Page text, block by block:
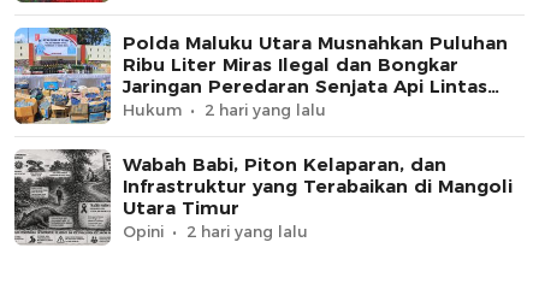
Polda Maluku Utara Musnahkan Puluhan
Ribu Liter Miras Ilegal dan Bongkar
Jaringan Peredaran Senjata Api Lintas
Negara
Hukum 2 hari yang lalu
Wabah Babi, Piton Kelaparan, dan
Infrastruktur yang Terabaikan di Mangoli
Utara Timur
Opini 2 hari yang lalu